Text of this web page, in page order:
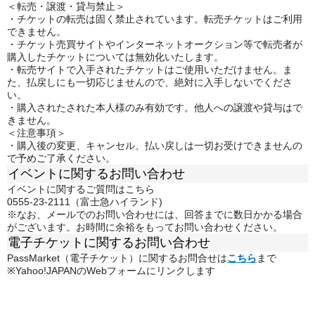
＜転売・譲渡・貸与禁止＞
・チケットの転売は固く禁止されています。転売チケットはご利用
できません。
・チケット売買サイトやインターネットオークション等で転売者が
購入したチケットについては無効化いたします。
・転売サイトで入手されたチケットはご使用いただけません。ま
た、払戻しにも一切応じませんので、絶対に入手しないでくださ
い。
・購入されたされた本人様のみ有効です。他人への譲渡や貸与はで
きません。
＜注意事項＞
・購入後の変更、キャンセル、払い戻しは一切お受けできませんの
で予めご了承ください。
イベントに関するお問い合わせ
イベントに関するご質問はこちら
0555-23-2111（富士急ハイランド)
※なお、メールでのお問い合わせには、回答までに数日かかる場合
がございます。お時間に余裕をもってお問い合わせください。
電子チケットに関するお問い合わせ
PassMarket（電子チケット）に関するお問合せはこちら まで
※Yahoo!JAPANのWebフォームにリンクします